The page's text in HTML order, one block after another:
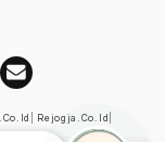
Rejogja.co.id